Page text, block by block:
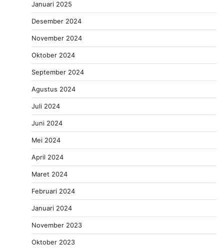
Januari 2025
Desember 2024
November 2024
Oktober 2024
September 2024
Agustus 2024
Juli 2024
Juni 2024
Mei 2024
April 2024
Maret 2024
Februari 2024
Januari 2024
November 2023
Oktober 2023